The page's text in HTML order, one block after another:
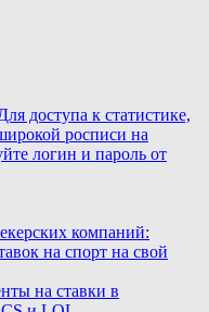
доступа к статистике,
росписи на
логин и пароль от
компаний:
на спорт на свой
на ставки в